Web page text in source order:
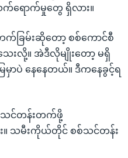
ောက်မှုတွေ ရှိလား။
ခြမ်းဆိုတော့ စစ်ကောင်စီ
းလို့။ အဲဒီလိုမျိုးတော့ မရှိ
မှာပဲ နေနေတယ်။ ဒီကနေခွင့်ရ
သင်တန်းတက်ဖို့
။ သမီးကိုယ်တိုင် စစ်သင်တန်း